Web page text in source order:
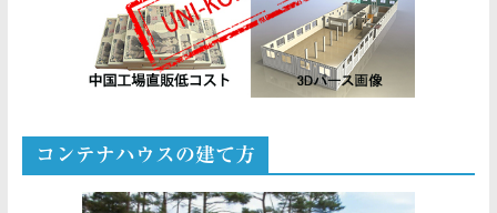
コンテナハウスの建て方